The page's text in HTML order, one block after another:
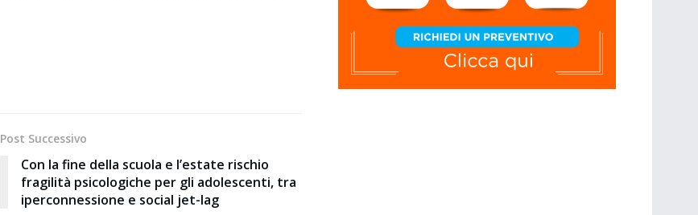
Post Successivo
Con la fine della scuola e l’estate rischio
fragilità psicologiche per gli adolescenti, tra
iperconnessione e social jet-lag